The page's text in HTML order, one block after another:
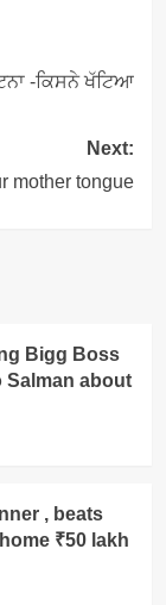
-ਕਿਸਨੇ ਖੱਟਿਆ
Next:
mother tongue
Bigg Boss
Salman about
, beats
₹50 lakh